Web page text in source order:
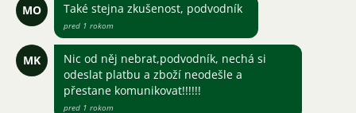
MO Také stejna zkušenost, podvodník
pred 1 rokom
MK
Nic od něj nebrat,podvodník, nechá si
odeslat platbu a zboží neodešle a
přestane komunikovat!!!!!!
pred 1 rokom